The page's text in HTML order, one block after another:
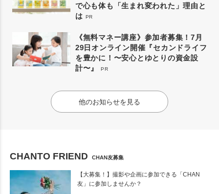
で心も体も「生まれ変われた」理由と
は PR
《無料マネー講座》参加者募集！7月
29日オンライン開催『セカンドライフ
を豊かに！〜安心とゆとりの資金設
計〜』
PR
他のお知らせを見る
CHANTO FRIEND CHAN友募集
【大募集！】撮影や企画に参加できる「CHAN
友」に参加しませんか？